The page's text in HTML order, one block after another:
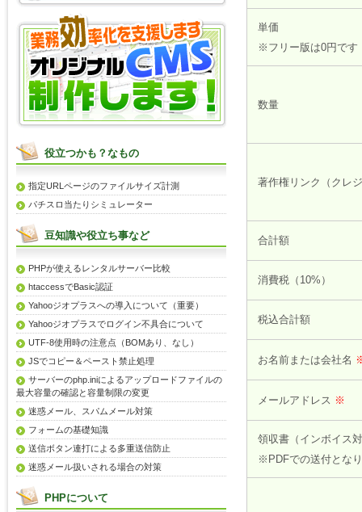
単価
※フリー版は0円です
数量
著作権リンク（クレ
合計額
消費税（10%）
税込合計額
お名前または会社名
メールアドレス ※
領収書（インボイス
※PDFでの送付とな
役立つかも？なもの
指定URLページのファイルサイズ計測
パチスロ当たりシミュレーター
豆知識や役立ち事など
PHPが使えるレンタルサーバー比較
htaccessでBasic認証
Yahooジオプラスへの導入について（重要）
Yahooジオプラスでログイン不具合について
UTF-8使用時の注意点（BOMあり、なし）
JSでコピー＆ペースト禁止処理
サーバーのphp.iniによるアップロードファイルの
最大容量の確認と容量制限の変更
迷惑メール、スパムメール対策
フォームの基礎知識
送信ボタン連打による多重送信防止
迷惑メール扱いされる場合の対策
PHPについて